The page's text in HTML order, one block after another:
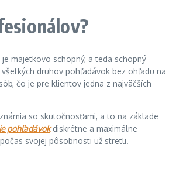
majetkovo schopný, a teda schopný
druhov pohľadávok bez ohľadu na
čo je pre klientov jedna z najväčších
so skutočnosťami, a to na základe
pohľadávokdiskrétne a maximálne
svojej pôsobnosti už stretli.